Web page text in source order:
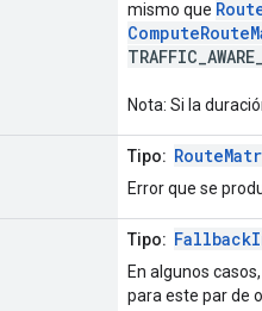
mismo que
Nota: Si la
Tipo:
Error que se
Tipo:
En algunos
para este par de